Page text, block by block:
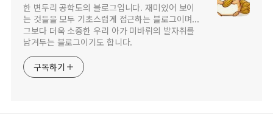
한 변두리 공학도의 블로그입니다. 재미있어 보이
는 것들을 모두 기초스럽게 접근하는 블로그이며...
그보다 더욱 소중한 우리 아가 미바뤼의 발자취를
남겨두는 블로그이기도 합니다.
구독하기